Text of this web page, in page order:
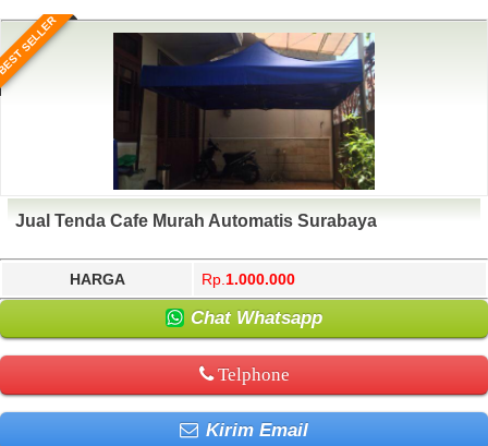
SELLER
Jual Tenda Cafe Murah Automatis Surabaya
HARGA Rp. 1.000.000
Chat Whatsapp
Telphone
Kirim Email